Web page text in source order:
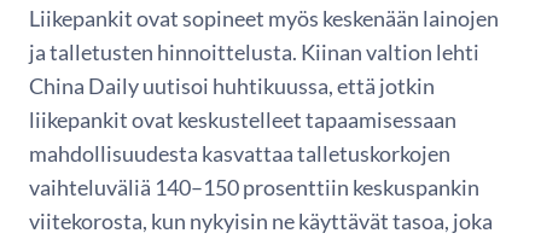
Liikepankit ovat sopineet myös keskenään lainojen
ja talletusten hinnoittelusta. Kiinan valtion lehti
China Daily uutisoi huhtikuussa, että jotkin
liikepankit ovat keskustelleet tapaamisessaan
mahdollisuudesta kasvattaa talletuskorkojen
vaihteluväliä 140–150 prosenttiin keskuspankin
viitekorosta, kun nykyisin ne käyttävät tasoa, joka